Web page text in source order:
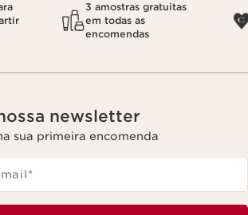
3 amostras gratuitas
em todas as
encomendas
newsletter
sua primeira encomenda
*